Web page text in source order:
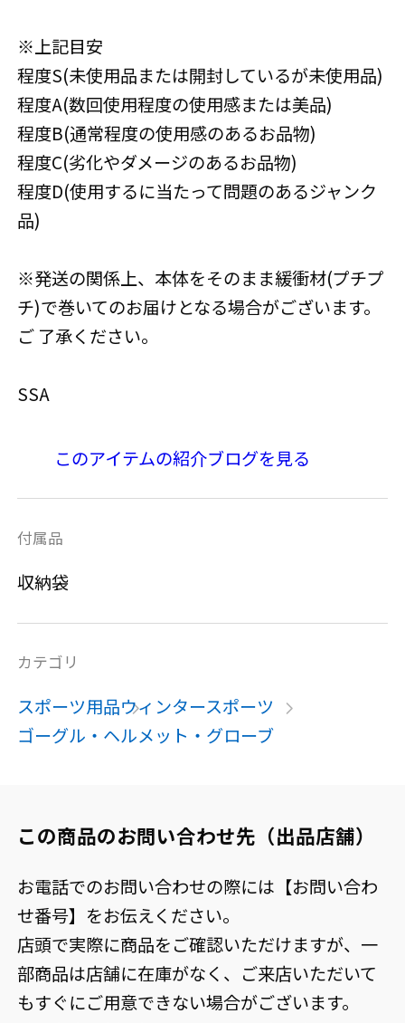
※上記目安
程度S(未使用品または開封しているが未使用品)
程度A(数回使用程度の使用感または美品)
程度B(通常程度の使用感のあるお品物)
程度C(劣化やダメージのあるお品物)
程度D(使用するに当たって問題のあるジャンク
品)
※発送の関係上、本体をそのまま緩衝材(プチプ
チ)で巻いてのお届けとなる場合がございます。
ご 了承ください。
SSA
このアイテムの紹介ブログを見る
付属品
収納袋
カテゴリ
スポーツ用品ウィンタースポーツ
ゴーグル・ヘルメット・グローブ
この商品のお問い合わせ先（出品店舗）
お電話でのお問い合わせの際には【お問い合わ
せ番号】をお伝えください。
店頭で実際に商品をご確認いただけますが、一
部商品は店舗に在庫がなく、ご来店いただいて
もすぐにご用意できない場合がございます。